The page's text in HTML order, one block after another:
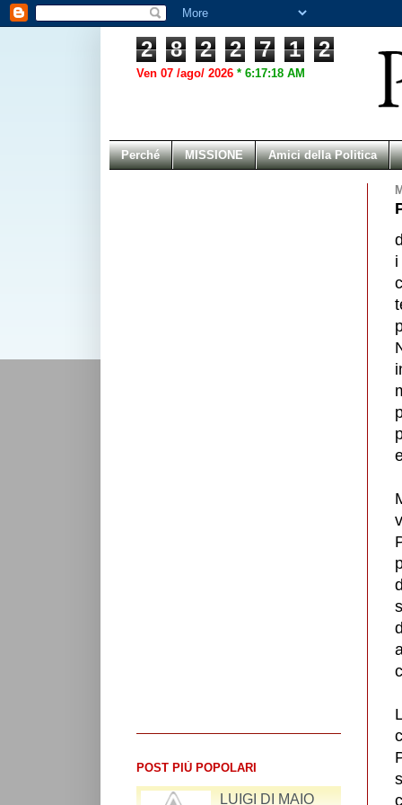
2 8 2 2 7 1 2
Ven 07 /ago/ 2026 * 6:17:18 AM
Perché MISSIONE Amici della Politica
POST PIÙ POPOLARI
LUIGI DI MAIO